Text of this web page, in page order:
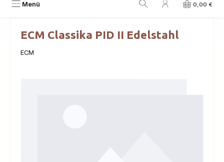
Menü 0,00 €
ECM Classika PID II Edelstahl
ECM